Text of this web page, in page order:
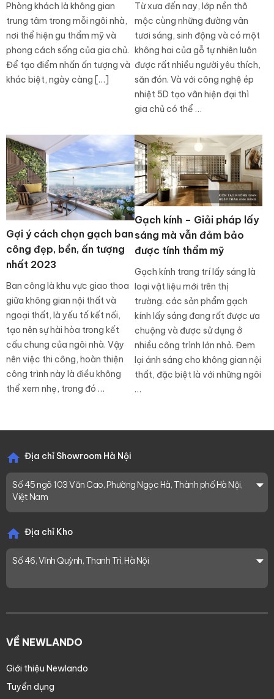
Phòng khách là không gian
trung tâm trong mỗi ngôi nhà,
nơi thể hiện gu thẩm mỹ và
phong cách sống của gia chủ.
Để tạo điểm nhấn ấn tượng và
khác biệt, ngày càng […]
Từ xưa đến nay, lớp nền thô
mộc cùng những đường vân
tươi sáng, sinh động và có một
không hai của gỗ tự nhiên luôn
được rất nhiều người yêu thích,
săn đón. Và với công nghệ ép
nhiệt 5D tạo vân hiện đại thì
gia chủ có thể …
Gợi ý cách chọn gạch ban
công đẹp, bền, ấn tượng
nhất 2023
Ban công là khu vực giao thoa
giữa không gian nội thất và
ngoại thất, là yếu tố kết nối,
tạo nên sự hài hòa trong kết
cấu chung của ngôi nhà. Vậy
nên việc thi công, hoàn thiện
công trình này là điều không
thể xem nhẹ, trong đó …
Gạch kính – Giải pháp lấy
sáng mà vẫn đảm bảo
được tính thẩm mỹ
Gạch kính trang trí lấy sáng là
loại vật liệu mới trên thị
trường. các sản phẩm gạch
kính lấy sáng đang rất được ưa
chuộng và được sử dụng ở
nhiều công trình lớn nhỏ. Đem
lại ánh sáng cho không gian nội
thất, đặc biệt là với những ngôi
…
Địa chỉ Showroom Hà Nội
Số 45 ngõ 103 Văn Cao, Phường Ngọc Hà, Thành phố Hà Nội,
Việt Nam
Địa chỉ Kho
Số 46, Vĩnh Quỳnh, Thanh Trì, Hà Nội
VỀ NEWLANDO
Giới thiệu Newlando
Tuyển dụng